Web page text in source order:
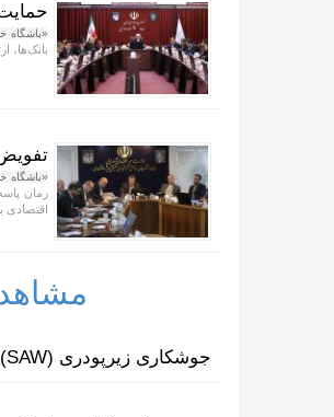
«باشگاه
بانک‌ها،
«باشگاه
زمان
اقتصادی
جوشکاری زیرپودری (SAW)؛ چرا سیم‌جوش و پودر مکمل یکدیگرند؟